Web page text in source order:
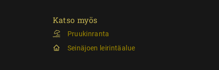
Katso myös
Pruukinranta
Seinäjoen leirintäalue